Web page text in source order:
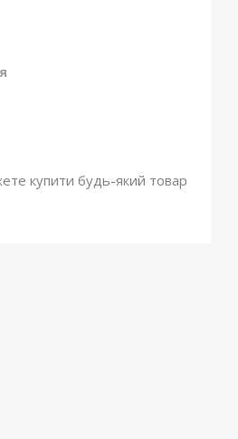
купити будь-який товар